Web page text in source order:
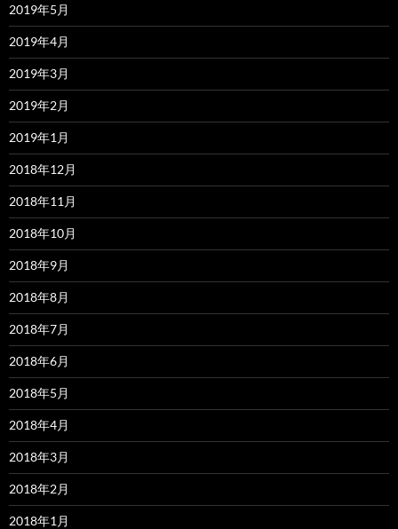
2019年5月
2019年4月
2019年3月
2019年2月
2019年1月
2018年12月
2018年11月
2018年10月
2018年9月
2018年8月
2018年7月
2018年6月
2018年5月
2018年4月
2018年3月
2018年2月
2018年1月